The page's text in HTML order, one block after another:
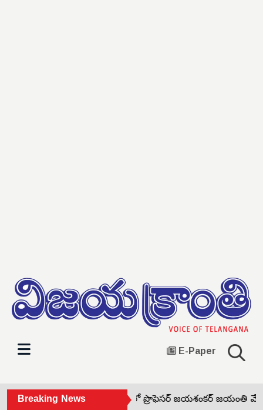
E-Paper
Breaking News
ఉజ్వల భవిష్యత్ •కల్లూరులో ప్రొఫెసర్ జయశంకర్ జయంతి